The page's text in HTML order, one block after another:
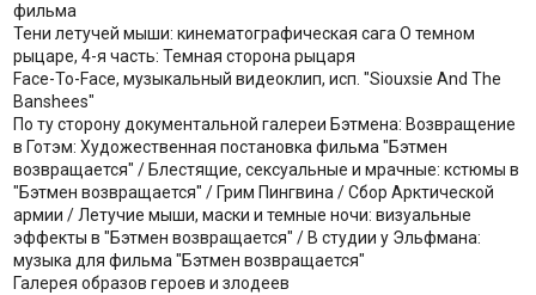
фильма
Тени летучей мыши: кинематографическая сага О темном
рыцаре, 4-я часть: Темная сторона рыцаря
Face-To-Face, музыкальный видеоклип, исп. "Siouxsie And The
Banshees"
По ту сторону документальной галереи Бэтмена: Возвращение
в Готэм: Художественная постановка фильма "Бэтмен
возвращается" / Блестящие, сексуальные и мрачные: кстюмы в
"Бэтмен возвращается" / Грим Пингвина / Сбор Арктической
армии / Летучие мыши, маски и темные ночи: визуальные
эффекты в "Бэтмен возвращается" / В студии у Эльфмана:
музыка для фильма "Бэтмен возвращается"
Галерея образов героев и злодеев